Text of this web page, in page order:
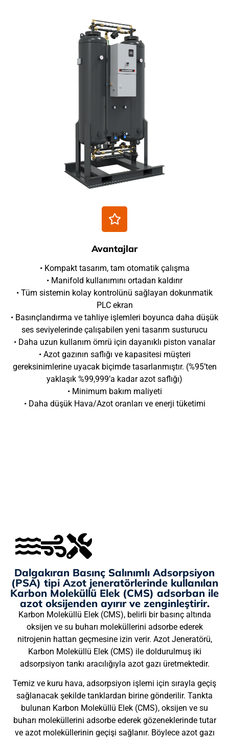
Avantajlar
• Kompakt tasarım, tam otomatik çalışma
• Manifold kullanımını ortadan kaldırır
• Tüm sistemin kolay kontrolünü sağlayan dokunmatik
PLC ekran
• Basınçlandırma ve tahliye işlemleri boyunca daha düşük
ses seviyelerinde çalışabilen yeni tasarım susturucu
• Daha uzun kullanım ömrü için dayanıklı piston vanalar
• Azot gazının saflığı ve kapasitesi müşteri
gereksinimlerine uyacak biçimde tasarlanmıştır. (%95’ten
yaklaşık %99,999’a kadar azot saflığı)
• Minimum bakım maliyeti
• Daha düşük Hava/Azot oranları ve enerji tüketimi
Dalgakıran Basınç Salınımlı Adsorpsiyon
(PSA) tipi Azot jeneratörlerinde kullanılan
Karbon Moleküllü Elek (CMS) adsorban ile
azot oksijenden ayırır ve zenginleştirir.
Karbon Moleküllü Elek (CMS), belirli bir basınç altında
oksijen ve su buharı moleküllerini adsorbe ederek
nitrojenin hattan geçmesine izin verir. Azot Jeneratörü,
Karbon Moleküllü Elek (CMS) ile doldurulmuş iki
adsorpsiyon tankı aracılığıyla azot gazı üretmektedir.
Temiz ve kuru hava, adsorpsiyon işlemi için sırayla geçiş
sağlanacak şekilde tanklardan birine gönderilir. Tankta
bulunan Karbon Moleküllü Elek (CMS), oksijen ve su
buharı moleküllerini adsorbe ederek gözeneklerinde tutar
ve azot moleküllerinin geçişi sağlanır. Böylece azot gazı